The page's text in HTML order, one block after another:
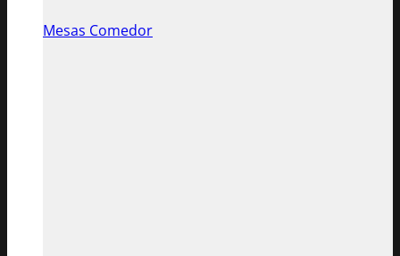
Mesas Comedor